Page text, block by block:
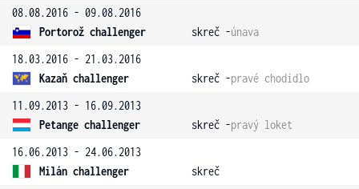
08.08.2016 - 09.08.2016
Portorož challenger
skreč -únava
18.03.2016 - 21.03.2016
Kazaň challenger
skreč -pravé chodidlo
11.09.2013 - 16.09.2013
Petange challenger
skreč -pravý loket
16.06.2013 - 24.06.2013
Milán challenger
skreč